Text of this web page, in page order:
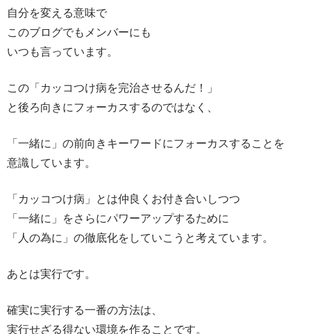
自分を変える意味で
このブログでもメンバーにも
いつも言っています。
この「カッコつけ病を完治させるんだ！」
と後ろ向きにフォーカスするのではなく、
「一緒に」の前向きキーワードにフォーカスすることを
意識しています。
「カッコつけ病」とは仲良くお付き合いしつつ
「一緒に」をさらにパワーアップするために
「人の為に」の徹底化をしていこうと考えています。
あとは実行です。
確実に実行する一番の方法は、
実行せざる得ない環境を作ることです。